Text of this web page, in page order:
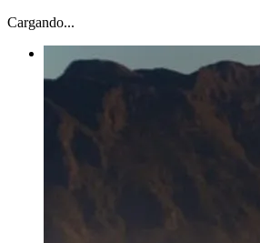
Cargando...